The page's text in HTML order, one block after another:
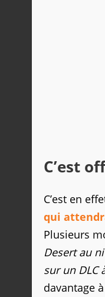
C’est
C’est en
qui
Plusieurs
Desert au
sur un DLC
davantage